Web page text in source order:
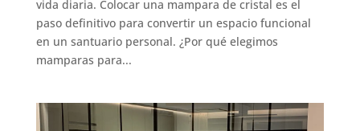
vida diaria. Colocar una mampara de cristal es el
paso definitivo para convertir un espacio funcional
en un santuario personal. ¿Por qué elegimos
mamparas para...